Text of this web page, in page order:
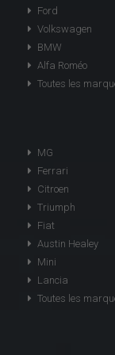
Ford
Volkswagen
BMW
Alfa Roméo
Toutes les
MG
Ferrari
Citroen
Triumph
Fiat
Austin Healey
Mini
Lancia
Toutes les